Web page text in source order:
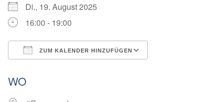
Di., 19. August 2025
16:00 - 19:00
ZUM KALENDER HINZUFÜGEN
WO